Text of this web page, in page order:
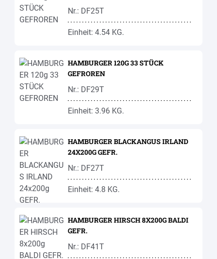
Nr.: DF25T
Einheit: 4.54 KG.
HAMBURGER 120G 33 STÜCK
GEFROREN
Nr.: DF29T
Einheit: 3.96 KG.
HAMBURGER BLACKANGUS IRLAND
24X200G GEFR.
Nr.: DF27T
Einheit: 4.8 KG.
HAMBURGER HIRSCH 8X200G BALDI
GEFR.
Nr.: DF41T